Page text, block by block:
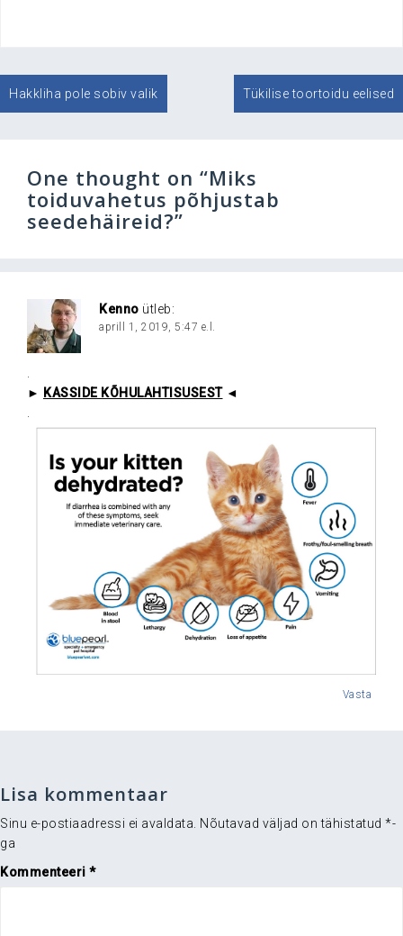
Navigeerimine
Hakkliha pole sobiv valik Tükilise toortoidu eelised
One thought on “Miks
toiduvahetus põhjustab
seedehäireid?”
Kenno ütleb:
aprill 1, 2019, 5:47 e.l.
►
KASSIDE KÕHULAHTISUSEST◄
Vasta
Lisa kommentaar
Sinu e-postiaadressi ei avaldata. Nõutavad väljad on tähistatud *-
ga
Kommenteeri *